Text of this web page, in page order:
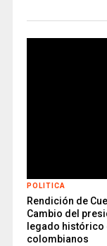
POLITICA
Rendición de
Cambio del
legado histórico
colombianos